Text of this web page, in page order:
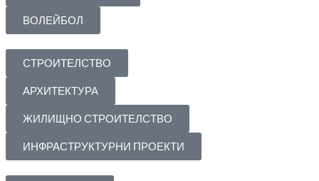
ВОЛЕЙБОЛ
СТРОИТЕЛСТВО
АРХИТЕКТУРА
ЖИЛИЩНО СТРОИТЕЛСТВО
ИНФРАСТРУКТУРНИ ПРОЕКТИ